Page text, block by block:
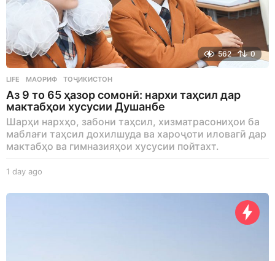
562 0
LIFE МАОРИФ ,ТОҶИКИСТОН
Аз 9 то 65 ҳазор сомонӣ: нархи таҳсил дар
мактабҳои хусусии Душанбе
Шарҳи нархҳо, забони таҳсил, хизматрасониҳои ба
маблағи таҳсил дохилшуда ва хароҷоти иловагӣ дар
мактабҳо ва гимназияҳои хусусии пойтахт.
1 day ago
a